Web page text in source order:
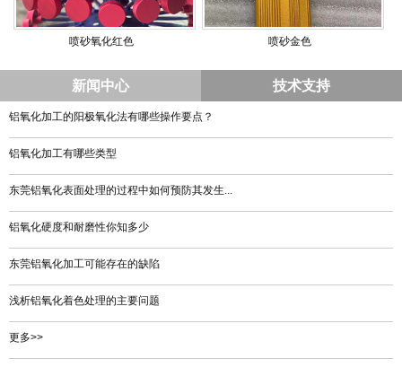
喷砂氧化红色 喷砂金色
新闻中心 技术支持
铝氧化加工的阳极氧化法有哪些操作要点？
铝氧化加工有哪些类型
东莞铝氧化表面处理的过程中如何预防其发生...
铝氧化硬度和耐磨性你知多少
东莞铝氧化加工可能存在的缺陷
浅析铝氧化着色处理的主要问题
更多>>